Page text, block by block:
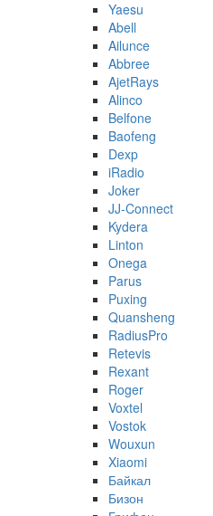
Yaesu
Abell
Ailunce
Abbree
AjetRays
Alinco
Belfone
Baofeng
Dexp
iRadio
Joker
JJ-Connect
Kydera
Linton
Onega
Parus
Puxing
Quansheng
RadiusPro
Retevis
Rexant
Roger
Voxtel
Vostok
Wouxun
Xiaomi
Байкал
Бизон